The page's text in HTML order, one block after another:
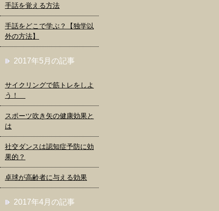
手話を覚える方法
手話をどこで学ぶ？【独学以
外の方法】
2017年5月の記事
サイクリングで筋トレをしよ
う！
スポーツ吹き矢の健康効果と
は
社交ダンスは認知症予防に効
果的？
卓球が高齢者に与える効果
2017年4月の記事